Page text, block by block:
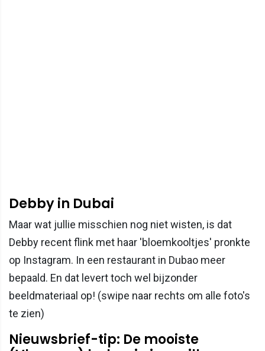
Debby in Dubai
Maar wat jullie misschien nog niet wisten, is dat
Debby recent flink met haar 'bloemkooltjes' pronkte
op Instagram. In een restaurant in Dubao meer
bepaald. En dat levert toch wel bijzonder
beeldmateriaal op! (swipe naar rechts om alle foto's
te zien)
Nieuwsbrief-tip: De mooiste